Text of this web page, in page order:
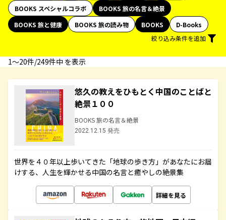
BOOKS スペシャルコラボ
BOOKS 旅の名言＆絶景
BOOKS 旅と健康
BOOKS 旅の読み物 BOOKS
D-Books
絞り込み条件を追加
1〜20件/249件中 を表示
悠久の教えをひもとく中国のことばと
絶景１００
BOOKS 旅の名言＆絶景
2022.12.15 発売
世界を４０年以上歩いてきた「地球の歩き方」があなたにお届
けする、人生を輝かせる中国の名言と癒やしの絶景集
詳細を見る